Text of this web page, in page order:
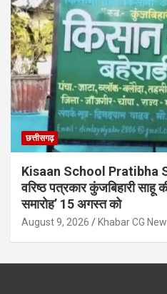
छत्तीसगढ़
Kisaan School Pratibha
वरिष्ठ पत्रकार कुंजबिहारी साहू
समारोह’ 15 अगस्त को
August 9, 2026 Khabar CG